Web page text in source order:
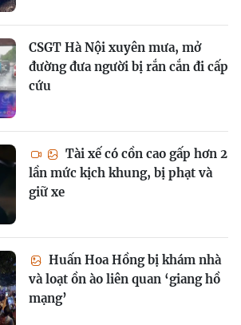
CSGT Hà Nội xuyên mưa, mở
đường đưa người bị rắn cắn đi cấp
cứu
Tài xế có cồn cao gấp hơn 2
lần mức kịch khung, bị phạt và
giữ xe
Huấn Hoa Hồng bị khám nhà
và loạt ồn ào liên quan ‘giang hồ
mạng’